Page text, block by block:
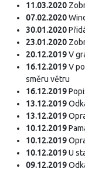
11.03.2020
07.02.2020
30.01.2020
23.01.2020
20.12.2019V
16.12.2019V
směru větru
16.12.2019
13.12.2019
13.12.2019
10.12.2019
10.12.2019
10.12.2019U
09.12.2019